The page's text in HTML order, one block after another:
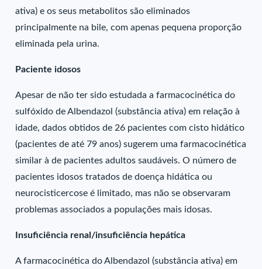
ativa) e os seus metabolitos são eliminados
principalmente na bile, com apenas pequena proporção
eliminada pela urina.
Paciente idosos
Apesar de não ter sido estudada a farmacocinética do
sulfóxido de Albendazol (substância ativa) em relação à
idade, dados obtidos de 26 pacientes com cisto hidático
(pacientes de até 79 anos) sugerem uma farmacocinética
similar à de pacientes adultos saudáveis. O número de
pacientes idosos tratados de doença hidática ou
neurocisticercose é limitado, mas não se observaram
problemas associados a populações mais idosas.
Insuficiência renal/insuficiência hepática
A farmacocinética do Albendazol (substância ativa) em